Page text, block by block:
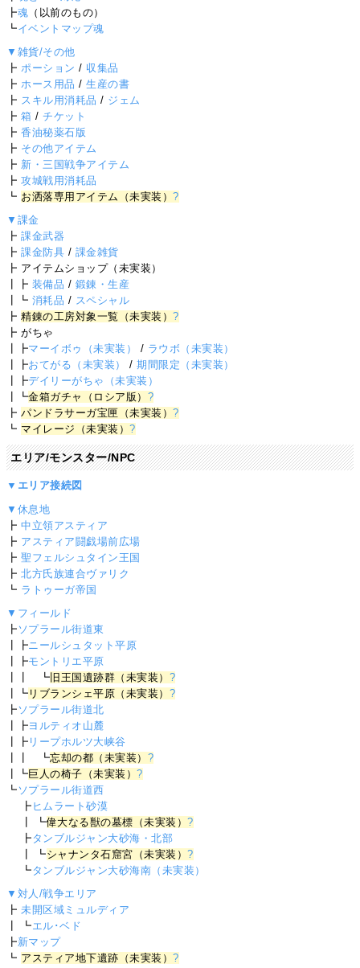
┣魂 （以前のもの）
┗イベントマップ魂
▼雑貨/その他
┣ポーション / 収集品
┣ホース用品 /生産の書
┣ スキル用消耗品 / ジェム
┣箱 /チケット
┣香油秘薬石版
┣ その他アイテム
┣ 新・三国戦争アイテム
┣攻城戦用消耗品
┗ お洒落専用アイテム（未実装）?
▼課金
┣課金武器
┣課金防具 / 課金雑貨
┣ アイテムショップ（未実装）
┃┣ 装備品 / 鍛錬・生産
┃┗ 消耗品 / スペシャル
┣精錬の工房対象一覧（未実装）?
┣ がちゃ
┃┣マーイボゥ（未実装） / ラウボ（未実装）
┃┣おてがる（未実装） /期間限定（未実装）
┃┣デイリーがちゃ（未実装）
┃┗金箱ガチャ（ロシア版） ?
┣パンドラサーガ宝匣（未実装）?
┗ マイレージ（未実装）?
エリア/モンスター/NPC
▼エリア接続図
▼休息地
┣中立領アスティア
┣ アスティア闘戯場前広場
┣聖フェルシュタイン王国
┣北方氏族連合ヴァリク
┗ ラトゥーガ帝国
▼フィールド
┣ ソプラール街道東
┃┣ニールシュタット平原
┃┣モントリエ平原
┃┃ ┗旧王国遺跡群（未実装） ?
┃┗ リブランシェ平原（未実装） ?
┣ ソプラール街道北
┃┣ヨルティオ山麓
┃┣ リープホルツ大峡谷
┃┃ ┗忘却の都（未実装） ?
┃┗巨人の椅子（未実装）?
┗ ソプラール街道西
┣ ヒムラート砂漠
┃ ┗偉大なる獣の墓標（未実装）?
┣ タンブルジャン大砂海・北部
┃ ┗シャナンタ石窟宮（未実装）?
┗ タンブルジャン大砂海南（未実装）
▼対人/戦争エリア
┣未開区域ミュルディア
┃ ┗エル･ベド
┣新マップ
┗ アスティア地下遺跡（未実装）?